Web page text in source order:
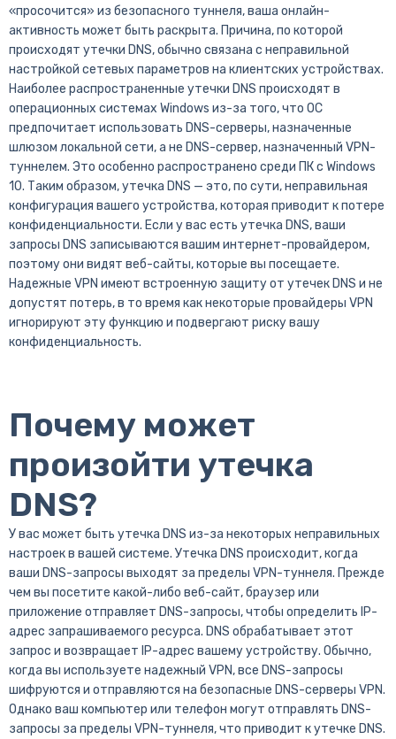
«просочится» из безопасного туннеля, ваша онлайн-
активность может быть раскрыта. Причина, по которой
происходят утечки DNS, обычно связана с неправильной
настройкой сетевых параметров на клиентских устройствах.
Наиболее распространенные утечки DNS происходят в
операционных системах Windows из-за того, что ОС
предпочитает использовать DNS-серверы, назначенные
шлюзом локальной сети, а не DNS-сервер, назначенный VPN-
туннелем. Это особенно распространено среди ПК с Windows
10. Таким образом, утечка DNS — это, по сути, неправильная
конфигурация вашего устройства, которая приводит к потере
конфиденциальности. Если у вас есть утечка DNS, ваши
запросы DNS записываются вашим интернет-провайдером,
поэтому они видят веб-сайты, которые вы посещаете.
Надежные VPN имеют встроенную защиту от утечек DNS и не
допустят потерь, в то время как некоторые провайдеры VPN
игнорируют эту функцию и подвергают риску вашу
конфиденциальность.
Почему может
произойти утечка
DNS?
У вас может быть утечка DNS из-за некоторых неправильных
настроек в вашей системе. Утечка DNS происходит, когда
ваши DNS-запросы выходят за пределы VPN-туннеля. Прежде
чем вы посетите какой-либо веб-сайт, браузер или
приложение отправляет DNS-запросы, чтобы определить IP-
адрес запрашиваемого ресурса. DNS обрабатывает этот
запрос и возвращает IP-адрес вашему устройству. Обычно,
когда вы используете надежный VPN, все DNS-запросы
шифруются и отправляются на безопасные DNS-серверы VPN.
Однако ваш компьютер или телефон могут отправлять DNS-
запросы за пределы VPN-туннеля, что приводит к утечке DNS.